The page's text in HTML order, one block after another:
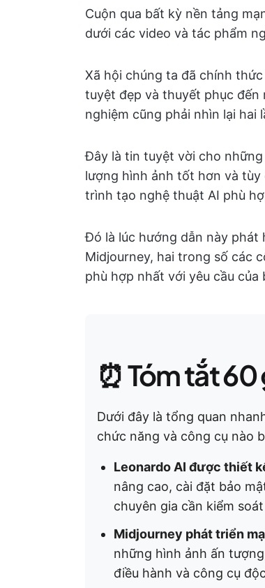
Cuộn qua bất kỳ nền tảng
dưới các video và tác phẩm
Xã hội chúng ta đã chính
tuyệt đẹp và thuyết phục đến
nghiệm cũng phải nhìn lại hai
Đây là tin tuyệt vời cho
lượng hình ảnh tốt hơn và
trình tạo nghệ thuật AI phù
Đó là lúc hướng dẫn này phát
Midjourney, hai trong số các
phù hợp nhất với yêu cầu của
⏰ Tóm tắt
Dưới đây là tổng quan
chức năng và công cụ nào
Leonardo AI được thiết
nâng cao, cài đặt bảo
chuyên gia cần kiểm
Midjourney phát triển
những hình ảnh ấn
điều hành và công cụ